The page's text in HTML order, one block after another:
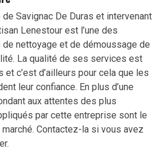
Savignac De Duras et intervenant
Lenestour est l’une des
nettoyage et de démoussage de
La qualité de ses services est
et c’est d’ailleurs pour cela que les
leur confiance. En plus d’une
aux attentes des plus
par cette entreprise sont le
Contactez-la si vous avez